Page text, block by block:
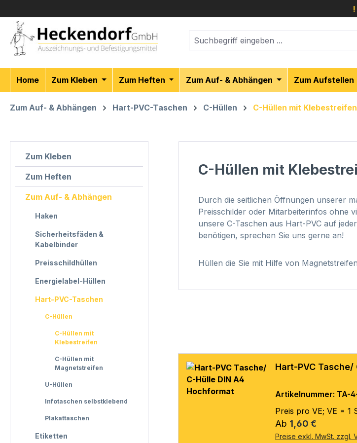
!
Home Zum Kleben Zum Heften Zum Auf- & Abhängen Zum Aufstellen
Zum Auf- & Abhängen Hart-PVC-Taschen C-Hüllen C-Hüllen mit Klebestreifen
Zum Kleben
Zum Heften
Zum Auf- & Abhängen
Haken
Sicherheitsfäden &
Kabelbinder
Preisschildhüllen
Energielabel-Hüllen
Hart-PVC-Taschen
C-Hüllen
C-Hüllen mit
Klebestreifen
C-Hüllen mit
Magnetstreifen
U-Hüllen
Infotaschen selbstklebend
Plakattaschen
Etiketten
C-Hüllen mit
Durch die seitlichen Öffnungen unserer
Preisschilder oder Mitarbeiterinfos ohne
unsere C-Taschen aus Hart-PVC auf
benötigen, sprechen Sie uns gerne an!
Hüllen die Sie mit Hilfe von
Hart-PVC
Artikelnummer: TA-
Preis pro VE; VE = 1
Regulärer Preis:
Ab 1,60 €
Preise exkl. MwSt. zzgl.